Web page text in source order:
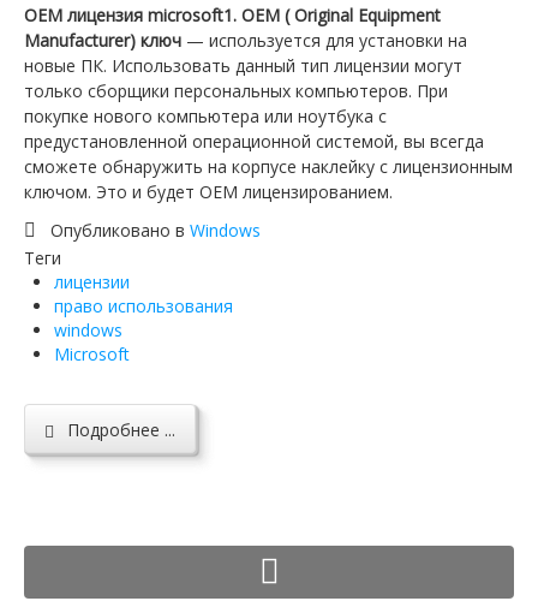
Наши ссылки
Youtube канал сайта
Ютуб о крипто
Telegram
OEM лицензия microsoft1. OEM ( Original Equipment
Manufacturer) ключ — используется для установки на
новые ПК. Использовать данный тип лицензии могут
только сборщики персональных компьютеров. При
покупке нового компьютера или ноутбука с
предустановленной операционной системой, вы всегда
сможете обнаружить на корпусе наклейку с лицензионным
ключом. Это и будет OEM лицензированием.
Опубликовано в Windows
Теги
лицензии
право использования
windows
Microsoft
Подробнее ...